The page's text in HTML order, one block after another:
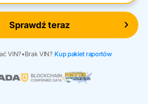
Sprawdź teraz
VIN?•Brak VIN? Kup pakiet raportów